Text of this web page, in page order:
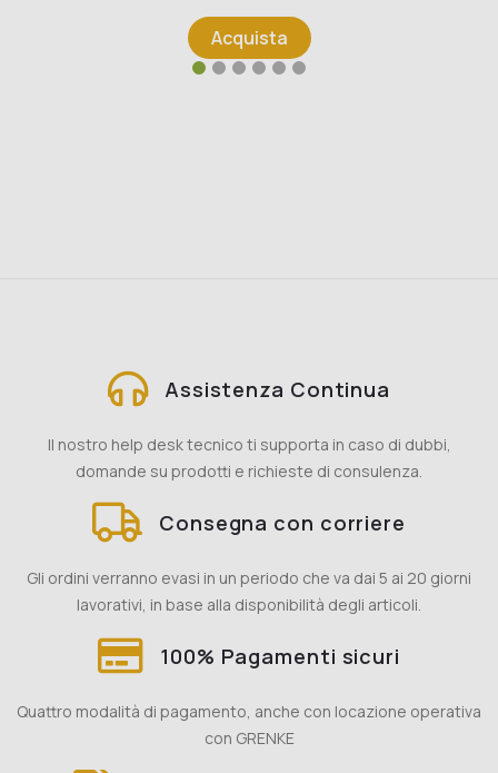
Acquista
Assistenza Continua
Il nostro help desk tecnico ti supporta in caso di dubbi,
domande su prodotti e richieste di consulenza.
Consegna con corriere
Gli ordini verranno evasi in un periodo che va dai 5 ai 20 giorni
lavorativi, in base alla disponibilità degli articoli.
100% Pagamenti sicuri
Quattro modalità di pagamento, anche con locazione operativa
con GRENKE